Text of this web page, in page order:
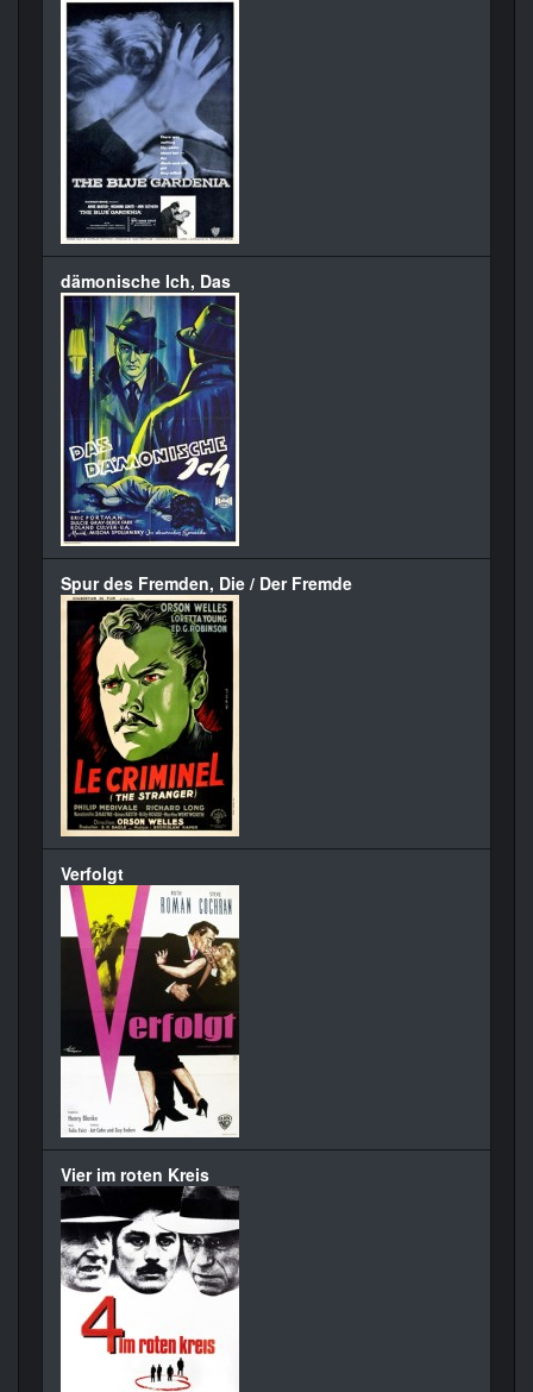
dämonische Ich, Das
Spur des Fremden, Die / Der Fremde
Verfolgt
Vier im roten Kreis